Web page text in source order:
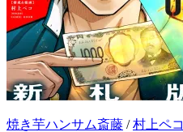
焼き芋ハンサム斎藤 /村上ペコ